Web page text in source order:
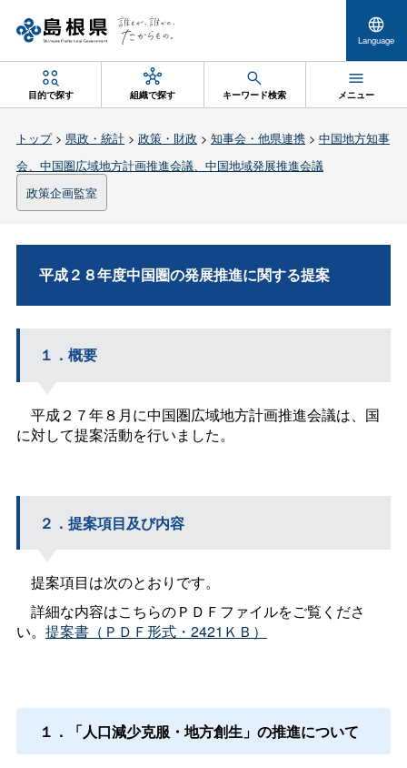
Language
目的で探す 組織で探す キーワード検索 メニュー
トップ> 県政・統計> 政策・財政 > 知事会・他県連携> 中国地方知事
会、中国圏広域地方計画推進会議、中国地域発展推進会議
政策企画監室
平成２８年度中国圏の発展推進に関する提案
１．概要
平成２７年８月に中国圏広域地方計画推進会議は、国
に対して提案活動を行いました。
２．提案項目及び内容
提案項目は次のとおりです。
詳細な内容はこちらのＰＤＦファイルをご覧くださ
い。 提案書（ＰＤＦ形式・2421ＫＢ）
１．「人口減少克服・地方創生」の推進について